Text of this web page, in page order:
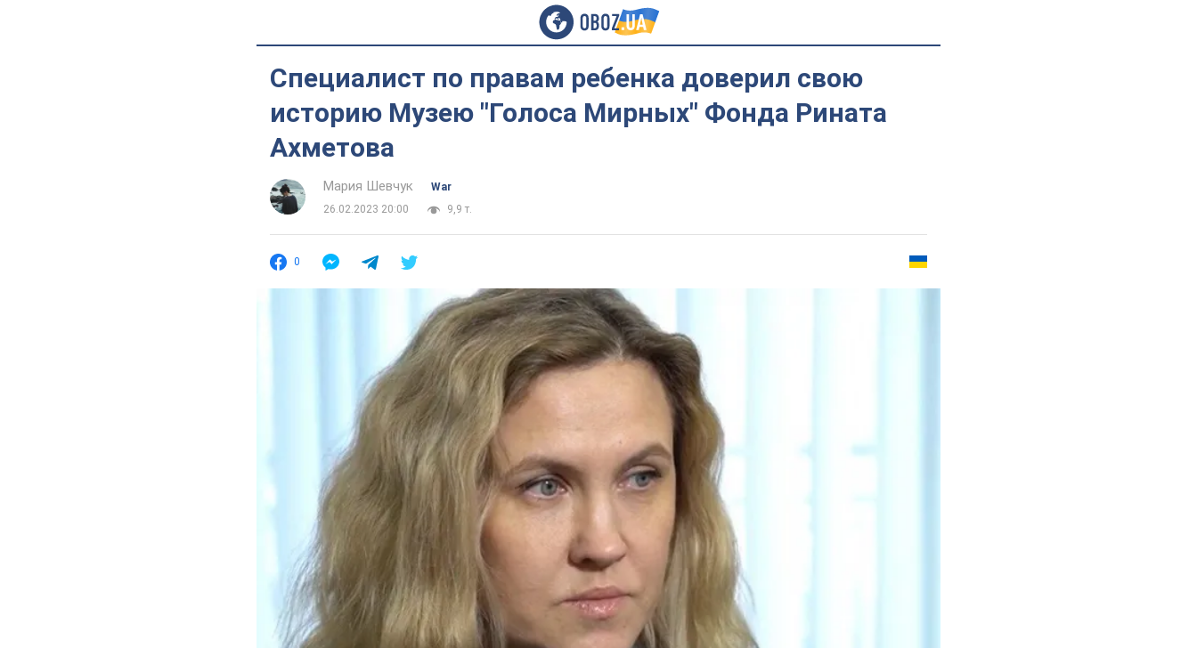
Специалист по правам ребенка доверил свою
историю Музею "Голоса Мирных" Фонда Рината
Ахметова
Мария Шевчук
War
26.02.2023 20:00
9,9 т.
0